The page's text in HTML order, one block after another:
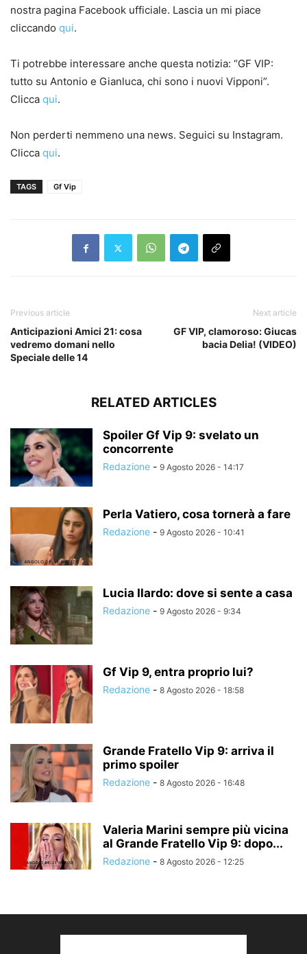
nostra pagina Facebook ufficiale. Lascia un mi piace
cliccando qui.
Ti potrebbe interessare anche questa notizia: “GF VIP:
tutto su Antonio e Gianluca, chi sono i nuovi Vipponi”.
Clicca qui.
Non perderti nemmeno una news. Seguici su Instagram.
Clicca qui.
TAGS Gf Vip
Previous article
Anticipazioni Amici 21: cosa
vedremo domani nello
Speciale delle 14
Next article
GF VIP, clamoroso: Giucas
bacia Delia! (VIDEO)
RELATED ARTICLES
Spoiler Gf Vip 9: svelato un
concorrente
Redazione - 9 Agosto 2026 - 14:17
Perla Vatiero, cosa tornerà a fare
Redazione - 9 Agosto 2026 - 10:41
Lucia Ilardo: dove si sente a casa
Redazione - 9 Agosto 2026 - 9:34
Gf Vip 9, entra proprio lui?
Redazione - 8 Agosto 2026 - 18:58
Grande Fratello Vip 9: arriva il
primo spoiler
Redazione - 8 Agosto 2026 - 16:48
Valeria Marini sempre più vicina
al Grande Fratello Vip 9: dopo...
Redazione - 8 Agosto 2026 - 12:25